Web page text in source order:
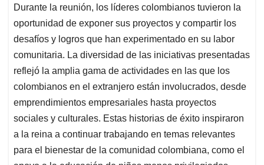
Durante la reunión, los líderes colombianos tuvieron la
oportunidad de exponer sus proyectos y compartir los
desafíos y logros que han experimentado en su labor
comunitaria. La diversidad de las iniciativas presentadas
reflejó la amplia gama de actividades en las que los
colombianos en el extranjero están involucrados, desde
emprendimientos empresariales hasta proyectos
sociales y culturales. Estas historias de éxito inspiraron
a la reina a continuar trabajando en temas relevantes
para el bienestar de la comunidad colombiana, como el